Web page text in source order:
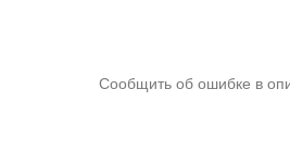
Сообщить об ошибке в